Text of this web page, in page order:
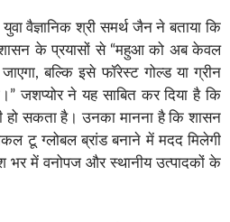
वैज्ञानिक श्री समर्थ जैन ने बताया कि
के प्रयासों से “महुआ को अब केवल
बल्कि इसे फॉरेस्ट गोल्ड या ग्रीन
जशप्योर ने यह साबित कर दिया है कि
हो सकता है। उनका मानना है कि शासन
टू ग्लोबल ब्रांड बनाने में मदद मिलेगी
भर में वनोपज और स्थानीय उत्पादकों के